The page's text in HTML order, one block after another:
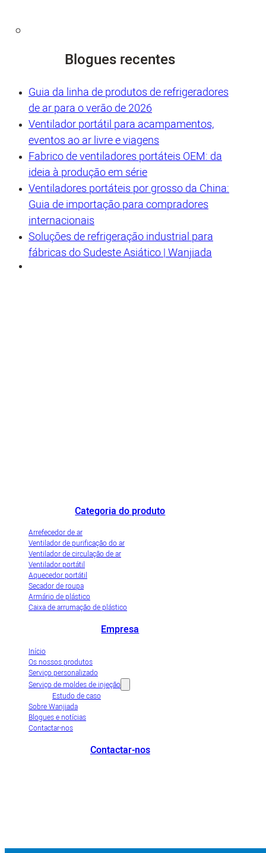
Blogues recentes
Guia da linha de produtos de refrigeradores
de ar para o verão de 2026
Ventilador portátil para acampamentos,
eventos ao ar livre e viagens
Fabrico de ventiladores portáteis OEM: da
ideia à produção em série
Ventiladores portáteis por grosso da China:
Guia de importação para compradores
internacionais
Soluções de refrigeração industrial para
fábricas do Sudeste Asiático | Wanjiada
Categoria do produto
Arrefecedor de ar
Ventilador de purificação do ar
Ventilador de circulação de ar
Ventilador portátil
Aquecedor portátil
Secador de roupa
Armário de plástico
Caixa de arrumação de plástico
Empresa
Início
Os nossos produtos
Serviço personalizado
Serviço de moldes de injeção
Estudo de caso
Sobre Wanjiada
Blogues e notícias
Contactar-nos
Contactar-nos